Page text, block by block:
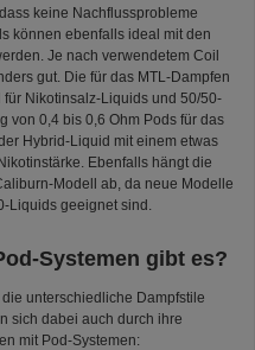
keine Nachflussprobleme
können ebenfalls ideal mit den
Je nach verwendetem Coil
gut. Die für das MTL-Dampfen
Nikotinsalz-Liquids und 50/50-
von 0,4 bis 0,6 Ohm Pods für das
Hybrid-Liquid mit einem etwas
Ebenfalls hängt die
Modell ab, da neue Modelle
Liquids geeignet sind.
Systemen gibt es?
unterschiedliche Dampfstile
sich dabei auch durch ihre
mit Pod-Systemen: